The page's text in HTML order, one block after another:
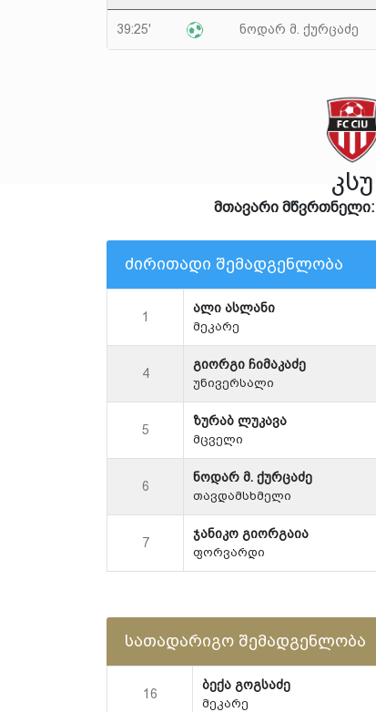
39:25' ნოდარ მ. ქურცაძე
კსუ
მთავარი მწვრთნელი:
ძირითადი შემადგენლობა
1
ალი ასლანი
მეკარე
4
გიორგი ჩიმაკაძე
უნივერსალი
5
ზურაბ ლუკავა
მცველი
6
ნოდარ მ. ქურცაძე
თავდამსხმელი
7
ჯანიკო გიორგაია
ფორვარდი
სათადარიგო შემადგენლობა
16
ბექა გოგსაძე
მეკარე